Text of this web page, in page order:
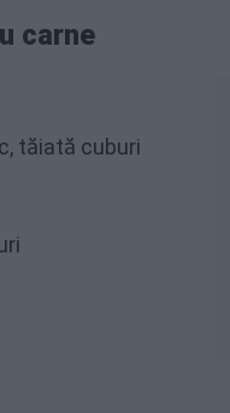
carne
tăiată cuburi